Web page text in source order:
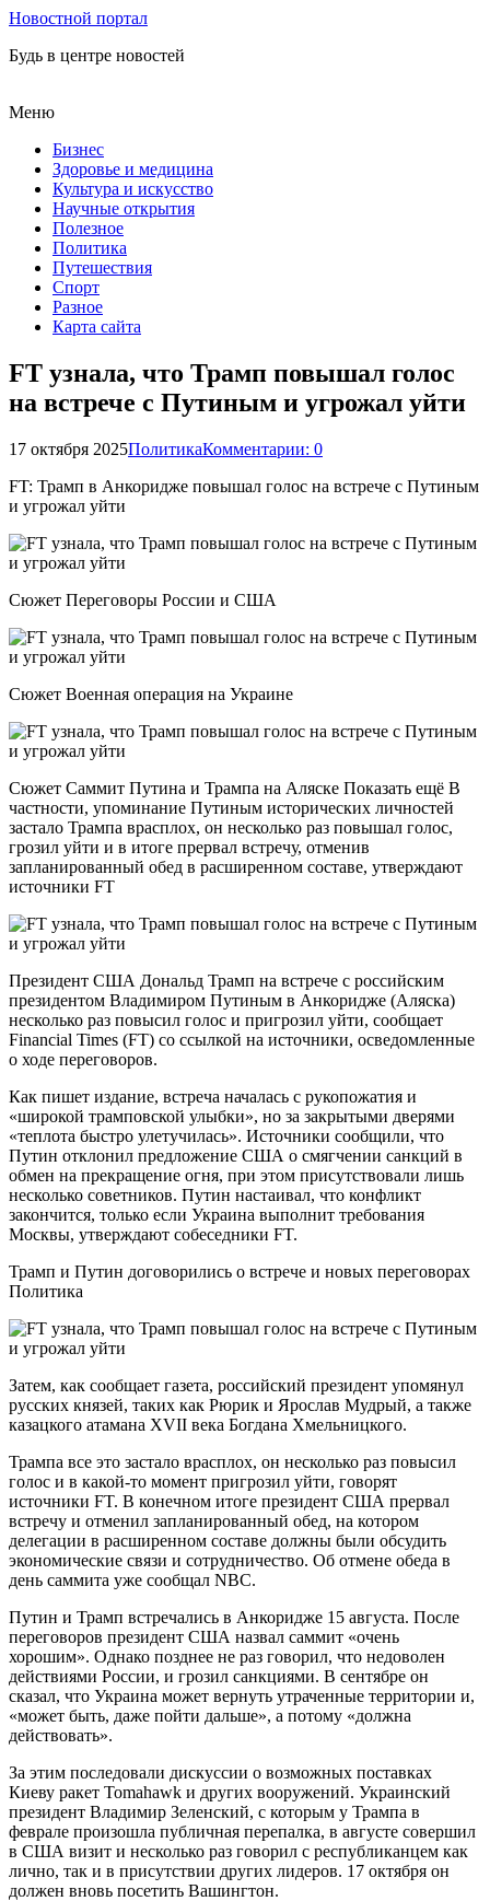
Новостной портал
Будь в центре новостей
Меню
Бизнес
Здоровье и медицина
Культура и искусство
Научные открытия
Полезное
Политика
Путешествия
Спорт
Разное
Карта сайта
FT узнала, что Трамп повышал голос
на встрече с Путиным и угрожал уйти
17 октября 2025ПолитикаКомментарии: 0
FT: Трамп в Анкоридже повышал голос на встрече с Путиным
и угрожал уйти
Сюжет Переговоры России и США
Сюжет Военная операция на Украине
Сюжет Саммит Путина и Трампа на Аляске Показать ещё В
частности, упоминание Путиным исторических личностей
застало Трампа врасплох, он несколько раз повышал голос,
грозил уйти и в итоге прервал встречу, отменив
запланированный обед в расширенном составе, утверждают
источники FT
Президент США Дональд Трамп на встрече с российским
президентом Владимиром Путиным в Анкоридже (Аляска)
несколько раз повысил голос и пригрозил уйти, сообщает
Financial Times (FT) со ссылкой на источники, осведомленные
о ходе переговоров.
Как пишет издание, встреча началась с рукопожатия и
«широкой трамповской улыбки», но за закрытыми дверями
«теплота быстро улетучилась». Источники сообщили, что
Путин отклонил предложение США о смягчении санкций в
обмен на прекращение огня, при этом присутствовали лишь
несколько советников. Путин настаивал, что конфликт
закончится, только если Украина выполнит требования
Москвы, утверждают собеседники FT.
Трамп и Путин договорились о встрече и новых переговорах
Политика
Затем, как сообщает газета, российский президент упомянул
русских князей, таких как Рюрик и Ярослав Мудрый, а также
казацкого атамана XVII века Богдана Хмельницкого.
Трампа все это застало врасплох, он несколько раз повысил
голос и в какой-то момент пригрозил уйти, говорят
источники FT. В конечном итоге президент США прервал
встречу и отменил запланированный обед, на котором
делегации в расширенном составе должны были обсудить
экономические связи и сотрудничество. Об отмене обеда в
день саммита уже сообщал NBC.
Путин и Трамп встречались в Анкоридже 15 августа. После
переговоров президент США назвал саммит «очень
хорошим». Однако позднее не раз говорил, что недоволен
действиями России, и грозил санкциями. В сентябре он
сказал, что Украина может вернуть утраченные территории и,
«может быть, даже пойти дальше», а потому «должна
действовать».
За этим последовали дискуссии о возможных поставках
Киеву ракет Tomahawk и других вооружений. Украинский
президент Владимир Зеленский, с которым у Трампа в
феврале произошла публичная перепалка, в августе совершил
в США визит и несколько раз говорил с республиканцем как
лично, так и в присутствии других лидеров. 17 октября он
должен вновь посетить Вашингтон.